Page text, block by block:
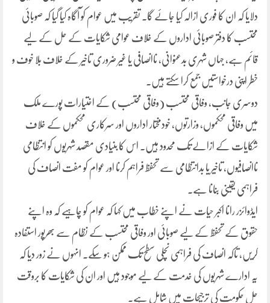
دلایا کہ ان کا فوری ازالہ کیا جائے گا۔ تقریب میں عوام کو آگاہ کیا گیا کہ صوبائی
محتسب کا دفتر صوبائی اداروں کے خلاف عوامی شکایات کے حل کے لیے
قائم ہے، جہاں شہری بدعنوانی، ناانصافی یا غیر ضروری تاخیر کے خلاف بلا خوف و
خطر اپنی درخواستیں جمع کرا سکتے ہیں۔
دوسری جانب، وفاقی محتسب (وفاقی محتسب) کے اختیارات پورے ملک
میں وفاقی محکموں، وزارتوں، خودمختار اداروں اور سرکاری محکموں کے خلاف
شکایات کے ازالے تک محدود ہیں۔ اس کا بنیادی مقصد شہریوں کو انتظامی
ناانصافیوں، تاخیر یا بدانتظامی سے تحفظ فراہم کرنا اور عوام کو مفت انصاف کی
فراہمی یقینی بنانا ہے۔
ایڈوائزر رانا اکبر حیات نے اپنے خطاب میں کہا کہ عوام کو چاہیے کہ وہ اپنے
حقوق کے تحفظ کے لیے صوبائی اور وفاقی محتسب کے نظام سے بھرپور استفادہ
کریں، تاکہ انصاف کی فراہمی نچلی سطح تک ممکن ہو سکے۔ انہوں نے زور دیا کہ
یہ ادارے شہریوں کی خدمت کے لیے موجود ہیں اور ان کی شکایات کا بروقت
حل حکومت کی ترجیحات میں شامل ہے۔